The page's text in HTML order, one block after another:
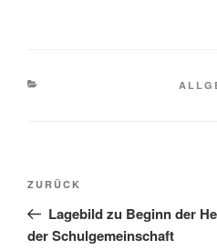
Beitragsnavigation
Vorheriger
Beitrag
ZURÜCK
Lagebild zu Beginn der
der Schulgemeinschaft